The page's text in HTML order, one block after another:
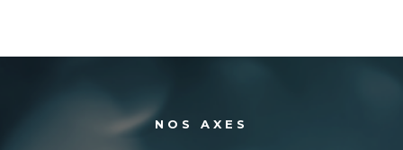
NOS AXES